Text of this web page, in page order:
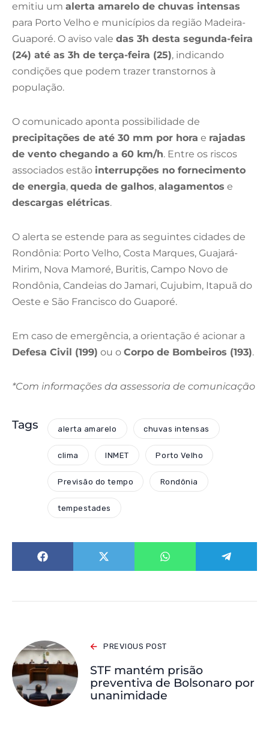
emitiu um alerta amarelo de chuvas intensas
para Porto Velho e municípios da região Madeira-
Guaporé. O aviso vale das 3h desta segunda-feira
(24) até as 3h de terça-feira (25), indicando
condições que podem trazer transtornos à
população.
O comunicado aponta possibilidade de
precipitações de até 30 mm por hora e rajadas
de vento chegando a 60 km/h. Entre os riscos
associados estão interrupções no fornecimento
de energia, queda de galhos, alagamentos e
descargas elétricas.
O alerta se estende para as seguintes cidades de
Rondônia: Porto Velho, Costa Marques, Guajará-
Mirim, Nova Mamoré, Buritis, Campo Novo de
Rondônia, Candeias do Jamari, Cujubim, Itapuã do
Oeste e São Francisco do Guaporé.
Em caso de emergência, a orientação é acionar a
Defesa Civil (199) ou o Corpo de Bombeiros (193).
*Com informações da assessoria de comunicação
Tags alerta amarelo chuvas intensas
clima INMET Porto Velho
Previsão do tempo Rondônia
tempestades
PREVIOUS POST
STF mantém prisão
preventiva de Bolsonaro por
unanimidade